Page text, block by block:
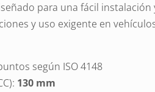
para una fácil
y uso exigente en
según ISO 4148
130 mm